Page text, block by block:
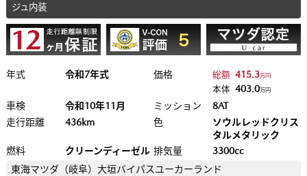
ジュ内装
年式 令和7年式 価格 総額 415.3万円
本体 403.0万円
車検 令和10年11月 ミッション
8AT
走行距離
436km 色
ソウルレッドクリス
タルメタリック
燃料
クリーンディーゼル 排気量
3300cc
東海マツダ（岐阜） 大垣バイパスユーカーランド